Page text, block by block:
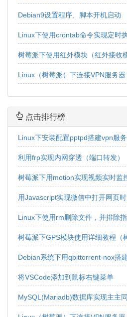
Debian9设置程序、脚本开机启动
Linux下使用crontab命令实现定时
Linux（树莓派）下连接VPN服务器
点击排行榜
利用frp实现内网穿透（端口转发）
树莓派下用motion实现视频实时监
Linux下使用rm删除文件，并排除
Debian系统下用qbittorrent-nox搭
将VSCode添加到鼠标右键菜单